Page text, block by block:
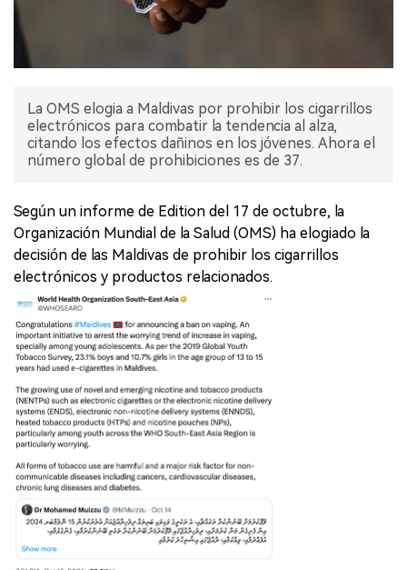
La OMS elogia a Maldivas por prohibir los cigarrillos
electrónicos para combatir la tendencia al alza,
citando los efectos dañinos en los jóvenes. Ahora el
número global de prohibiciones es de 37.
Según un informe de Edition del 17 de octubre, la
Organización Mundial de la Salud (OMS) ha elogiado la
decisión de las Maldivas de prohibir los cigarrillos
electrónicos y productos relacionados.